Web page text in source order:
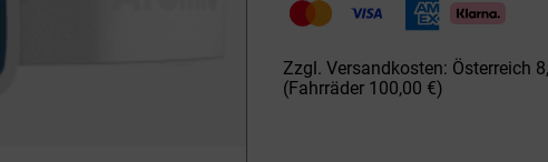
Skibrille
White
Zzgl. Versandkosten: Österreich
(Fahrräder 100,00 €)